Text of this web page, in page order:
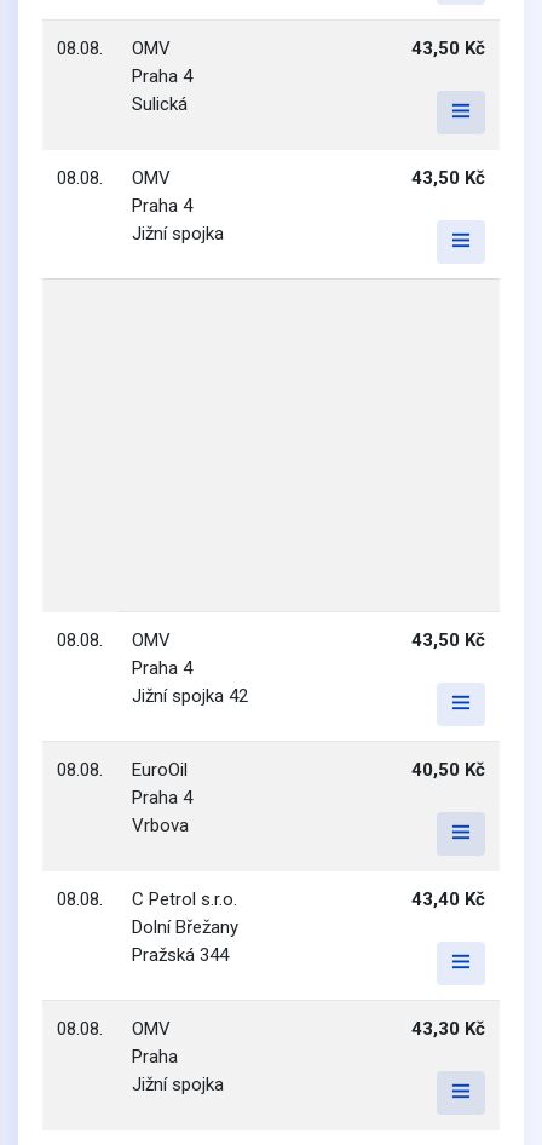
08.08.
OMV
Praha 4
Sulická
43,50 Kč
08.08.
OMV
Praha 4
Jižní spojka
43,50 Kč
08.08.
OMV
Praha 4
Jižní spojka 42
43,50 Kč
08.08.
EuroOil
Praha 4
Vrbova
40,50 Kč
08.08.
C Petrol s.r.o.
Dolní Břežany
Pražská 344
43,40 Kč
08.08.
OMV
Praha
Jižní spojka
43,30 Kč